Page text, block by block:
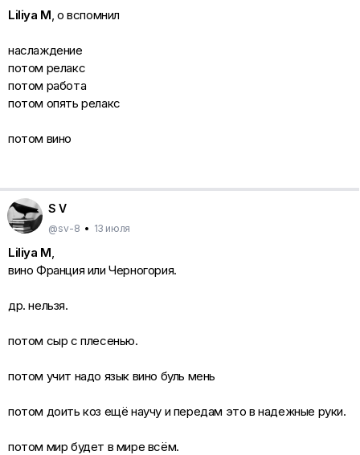
Liliya M , о вспомнил
наслаждение
потом релакс
потом работа
потом опять релакс
потом вино
S V
@sv-8 • 13 июля
Liliya M
вино Франция или Черногория.
др. нельзя.
потом сыр с плесенью.
потом учит надо язык вино буль мень
потом доить коз ещё научу и передам это в надежные руки.
потом мир будет в мире всём.